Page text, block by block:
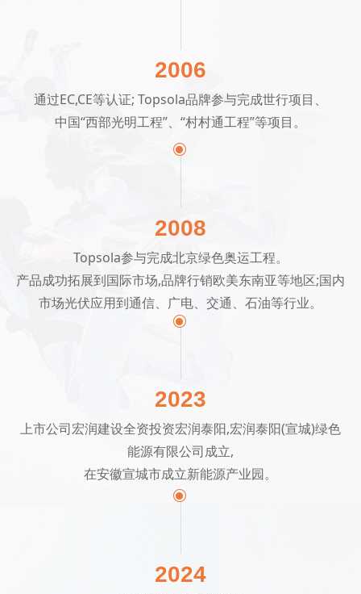
ꀉ
2006
通过EC,CE等认证; Topsola品牌参与完成世行项目、
中国“西部光明工程”、“村村通工程”等项目。
ꀉ
2008
Topsola参与完成北京绿色奥运工程。
产品成功拓展到国际市场,品牌行销欧美东南亚等地区;国内
市场光伏应用到通信、广电、交通、石油等行业。
ꀉ
2023
上市公司宏润建设全资投资宏润泰阳,宏润泰阳(宣城)绿色
能源有限公司成立,
在安徽宣城市成立新能源产业园。
2024